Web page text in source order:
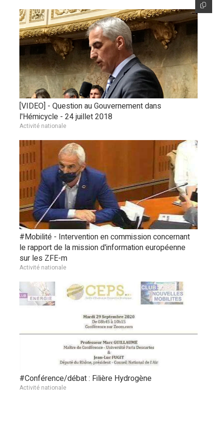
[VIDEO] - Question au Gouvernement dans
l'Hémicycle - 24 juillet 2018
Activité nationale
#Mobilité - Intervention en commission concernant
le rapport de la mission d'information européenne
sur les ZFE-m
Activité nationale
#Conférence/débat : Filière Hydrogène
Activité nationale